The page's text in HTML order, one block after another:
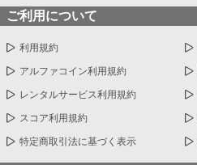
ご利用について
利用規約
アルファコイン利用規約
レンタルサービス利用規約
スコア利用規約
特定商取引法に基づく表示